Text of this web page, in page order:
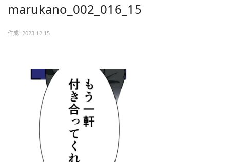
marukano_002_016_15
作成: 2023.12.15